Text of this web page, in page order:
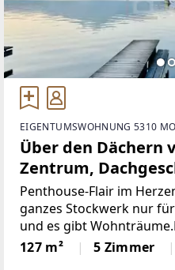
EIGENTUMSWOHNUNG 5310
Über den Dächern
Zentrum,
127m², 5Zimmer,
Penthouse-Flair im
ganzes Stockwerk nur
und es gibt
Mondsee erwartet Sie
Dachgeschosswohnung,
127 m² 5 Zimmer